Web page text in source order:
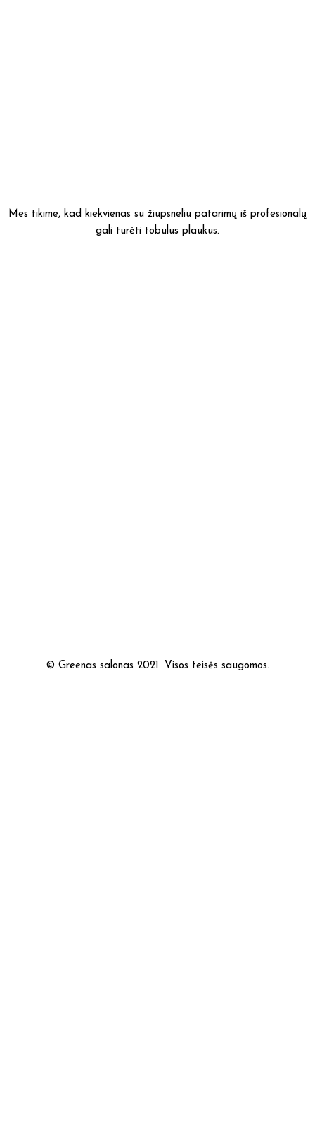
Mes tikime, kad kiekvienas su žiupsneliu patarimų iš profesionalų
gali turėti tobulus plaukus.
© Greenas salonas 2021. Visos teisės saugomos.